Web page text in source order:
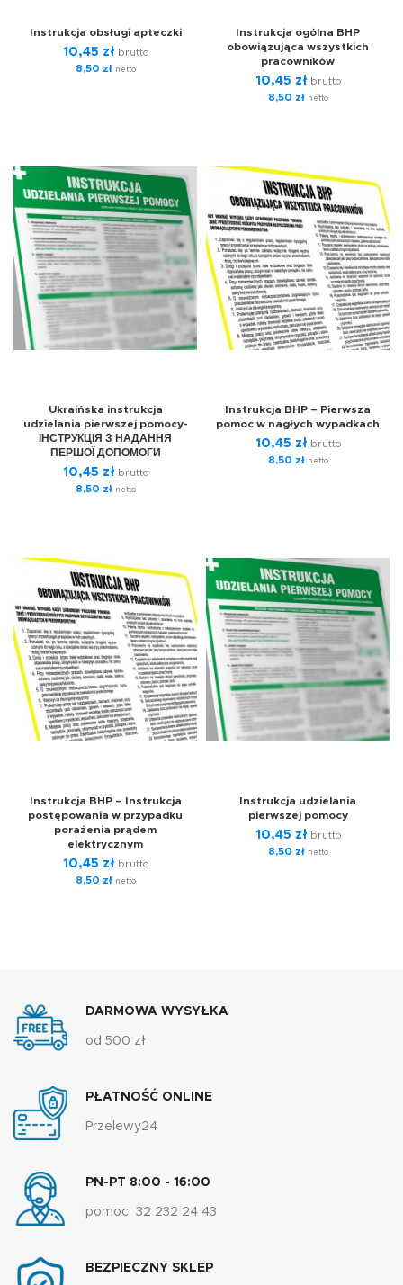
Instrukcja obsługi apteczki
10,45 zł brutto
8,50 złnetto
Instrukcja ogólna BHP
obowiązująca wszystkich
pracowników
10,45 zł brutto
8,50 złnetto
Ukraińska instrukcja
udzielania pierwszej pomocy-
ІНСТРУКЦІЯ З НАДАННЯ
ПЕРШОЇ ДОПОМОГИ
10,45 zł brutto
8,50 złnetto
Instrukcja BHP – Pierwsza
pomoc w nagłych wypadkach
10,45 zł brutto
8,50 złnetto
Instrukcja BHP – Instrukcja
postępowania w przypadku
porażenia prądem
elektrycznym
10,45 zł brutto
8,50 złnetto
Instrukcja udzielania
pierwszej pomocy
10,45 zł brutto
8,50 złnetto
DARMOWA WYSYŁKA
od 500 zł
PŁATNOŚĆ ONLINE
Przelewy24
PN-PT 8:00 - 16:00
pomoc 32 232 24 43
BEZPIECZNY SKLEP